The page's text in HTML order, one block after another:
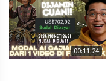
00:11:24